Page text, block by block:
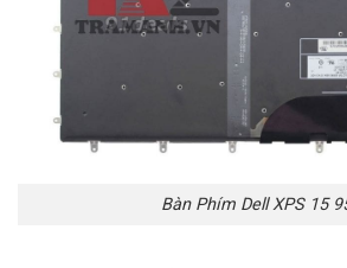
Bàn Phím Dell XPS 15